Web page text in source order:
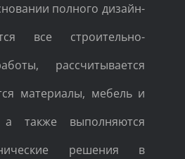
полного дизайн-
все строительно-
рассчитывается
материалы, мебель и
а также выполняются
решения в